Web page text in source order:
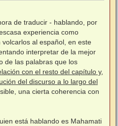
de traducir - hablando, por
experiencia como
al español, en este
interpretar de la mejor
de las palabras que los
con el resto del capítulo y,
del discurso a lo largo del
una cierta coherencia con
está hablando es Mahamati